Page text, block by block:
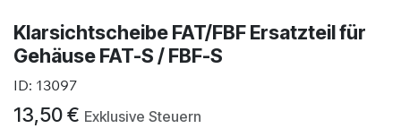
Klarsichtscheibe FAT/FBF Ersatzteil für
Gehäuse FAT-S / FBF-S
ID: 13097
13,50€ Exklusive Steuern